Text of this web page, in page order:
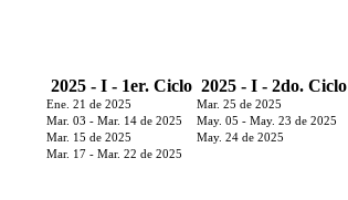
2025 - I - 1er. Ciclo 2025 - I - 2do. Ciclo
Ene. 21 de 2025 Mar. 25 de 2025
Mar. 03 - Mar. 14 de 2025 May. 05 - May. 23 de 2025
Mar. 15 de 2025 May. 24 de 2025
Mar. 17 - Mar. 22 de 2025